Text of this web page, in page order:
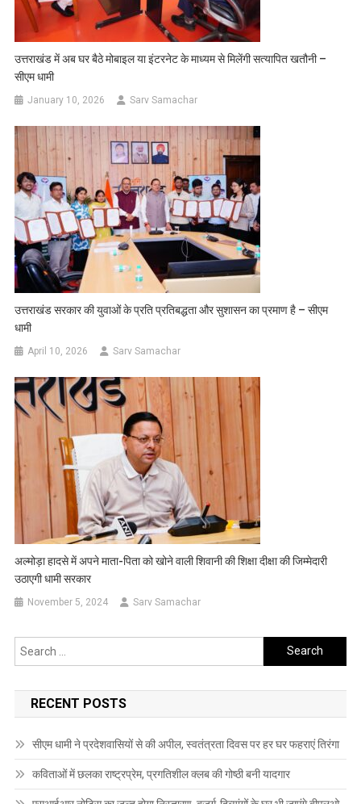
उत्तराखंड में अब घर बैठे मोबाइल या इंटरनेट के माध्यम से मिलेंगी सत्यापित खतौनी –
सीएम धामी
January 10, 2026 Sarv Samachar
उत्तराखंड सरकार की युवाओं के प्रति प्रतिबद्धता और सुशासन का प्रमाण है – सीएम
धामी
April 10, 2026 Sarv Samachar
अल्मोड़ा हादसे में अपने माता-पिता को खोने वाली शिवानी की शिक्षा दीक्षा की जिम्मेदारी
उठाएगी धामी सरकार
November 5, 2024 Sarv Samachar
Search
for:
RECENT POSTS
सीएम धामी ने प्रदेशवासियों से की अपील, स्वतंत्रता दिवस पर हर घर फहराएं तिरंगा
कविताओं में छलका राष्ट्रप्रेम, प्रगतिशील क्लब की गोष्ठी बनी यादगार